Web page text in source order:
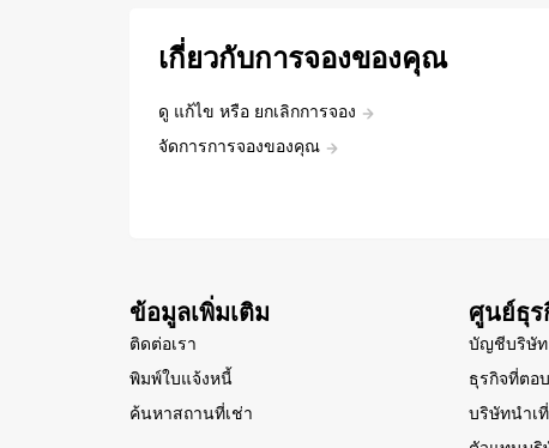
เกี่ยวกับการจองของคุณ
ดู แก้ไข หรือ ยกเลิกการจอง
จัดการการจองของคุณ
ข้อมูลเพิ่มเติม
ติดต่อเรา
พิมพ์ใบแจ้งหนี้
ค้นหาสถานที่เช่า
ศูนย์ธุร
บัญชีบริษัท
ธุรกิจที่ตอ
บริษัทนำเ